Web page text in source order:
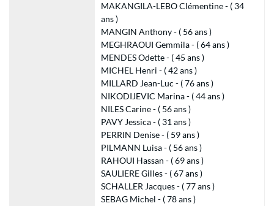
MAKANGILA-LEBO Clémentine - ( 34
ans )
MANGIN Anthony - ( 56 ans )
MEGHRAOUI Gemmila - ( 64 ans )
MENDES Odette - ( 45 ans )
MICHEL Henri - ( 42 ans )
MILLARD Jean-Luc - ( 76 ans )
NIKODIJEVIC Marina - ( 44 ans )
NILES Carine - ( 56 ans )
PAVY Jessica - ( 31 ans )
PERRIN Denise - ( 59 ans )
PILMANN Luisa - ( 56 ans )
RAHOUI Hassan - ( 69 ans )
SAULIERE Gilles - ( 67 ans )
SCHALLER Jacques - ( 77 ans )
SEBAG Michel - ( 78 ans )